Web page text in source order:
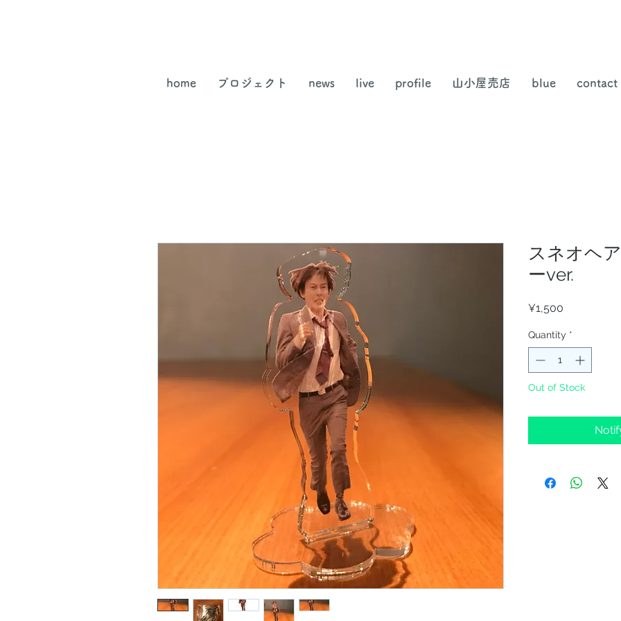
home プロジェクト news live profile 山小屋売店 blue contact
スネオヘ
ーver.
¥1,500
Quantity *
Out of Stock